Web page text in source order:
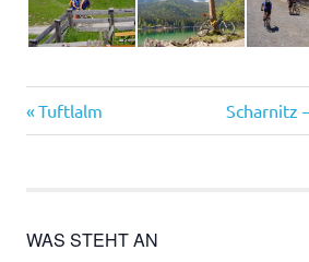
Beitragsnavigation
Vorheriger
Beitrag:
Tuftlalm
Nächster
Beitrag:
Scharnitz
WAS STEHT AN